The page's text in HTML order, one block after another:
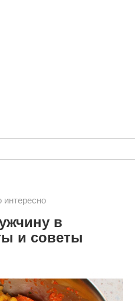
интересно
в
и советы